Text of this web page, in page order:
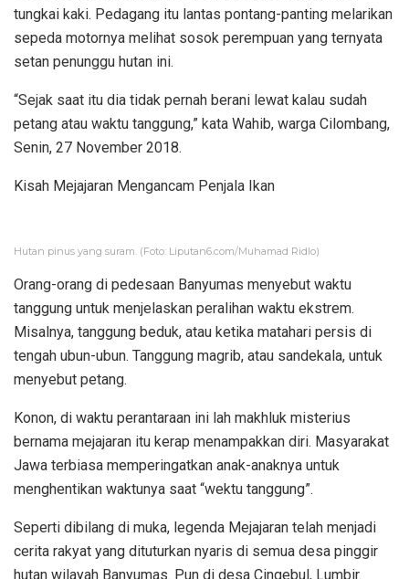
tungkai kaki. Pedagang itu lantas pontang-panting melarikan
sepeda motornya melihat sosok perempuan yang ternyata
setan penunggu hutan ini.
“Sejak saat itu dia tidak pernah berani lewat kalau sudah
petang atau waktu tanggung,” kata Wahib, warga Cilombang,
Senin, 27 November 2018.
Kisah Mejajaran Mengancam Penjala Ikan
Hutan pinus yang suram. (Foto: Liputan6.com/Muhamad Ridlo)
Orang-orang di pedesaan Banyumas menyebut waktu
tanggung untuk menjelaskan peralihan waktu ekstrem.
Misalnya, tanggung beduk, atau ketika matahari persis di
tengah ubun-ubun. Tanggung magrib, atau sandekala, untuk
menyebut petang.
Konon, di waktu perantaraan ini lah makhluk misterius
bernama mejajaran itu kerap menampakkan diri. Masyarakat
Jawa terbiasa memperingatkan anak-anaknya untuk
menghentikan waktunya saat “wektu tanggung”.
Seperti dibilang di muka, legenda Mejajaran telah menjadi
cerita rakyat yang dituturkan nyaris di semua desa pinggir
hutan wilayah Banyumas. Pun di desa Cingebul, Lumbir.